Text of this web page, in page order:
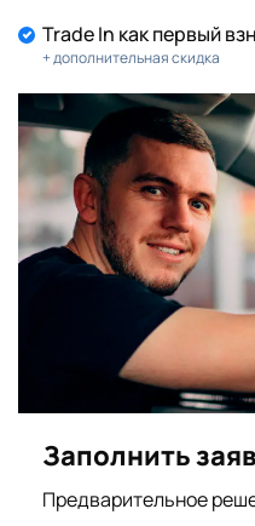
Trade In как первый
+ дополнительная скидка
Заполнить
Предварительное